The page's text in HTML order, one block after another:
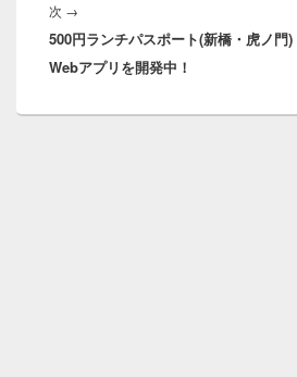
シ
ョ
ン
次 →
の
投
500円ランチパスポート(新橋・虎ノ門
Webアプリを開発中！